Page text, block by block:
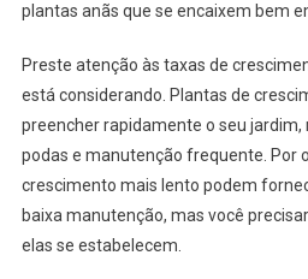
plantas anãs que se encaixem bem
Preste atenção às taxas de
está considerando. Plantas de
preencher rapidamente o seu
podas e manutenção frequente. Por
crescimento mais lento podem
baixa manutenção, mas você
elas se estabelecem.